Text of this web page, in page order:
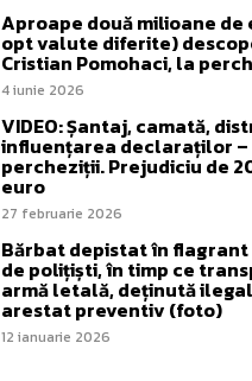
Aproape două milioane de
opt valute diferite)
Cristian Pomohaci, la
4 iunie 2026
VIDEO: Șantaj, camată,
influențarea declaraților –
percheziții. Prejudiciu de
euro
27 februarie 2026
Bărbat depistat în
de polițiști, în timp ce
armă letală, deținută
arestat preventiv (foto)
12 ianuarie 2026